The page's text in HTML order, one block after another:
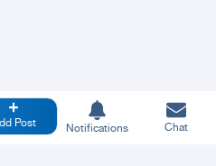
Post Notifications Chat